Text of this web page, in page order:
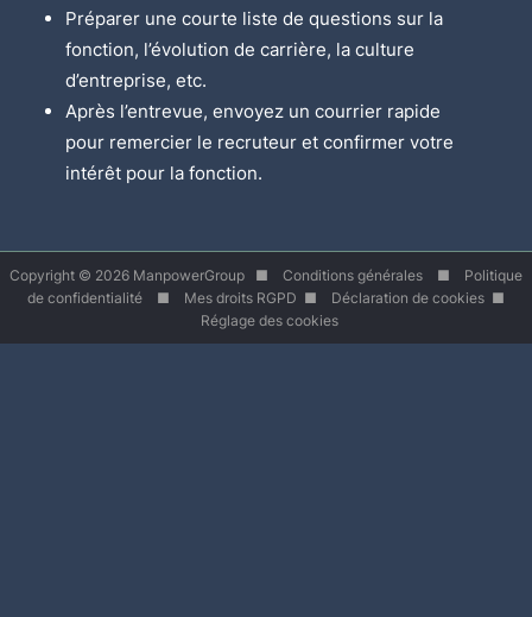
Préparer une courte liste de questions sur la
fonction, l’évolution de carrière, la culture
d’entreprise, etc.
Après l’entrevue, envoyez un courrier rapide
pour remercier le recruteur et confirmer votre
intérêt pour la fonction.
Copyright © 2026 ManpowerGroup ■ Conditions générales ■ Politique
de confidentialité ■ Mes droits RGPD ■ Déclaration de cookies ■
Réglage des cookies